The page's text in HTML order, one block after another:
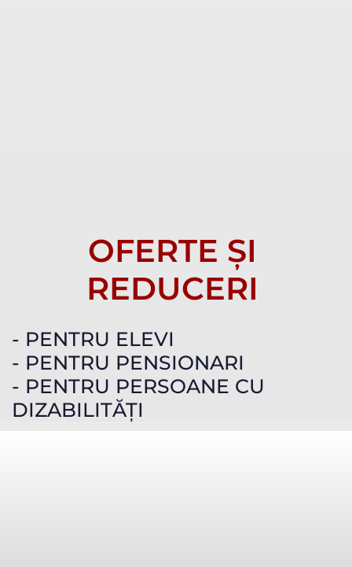
OFERTE ȘI
REDUCERI
- PENTRU ELEVI
- PENTRU PENSIONARI
- PENTRU PERSOANE CU
DIZABILITĂȚI